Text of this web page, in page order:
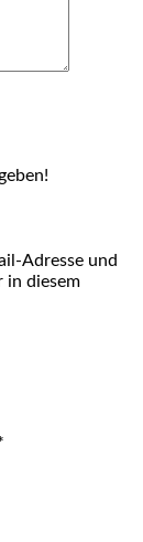
Adresse und
in diesem